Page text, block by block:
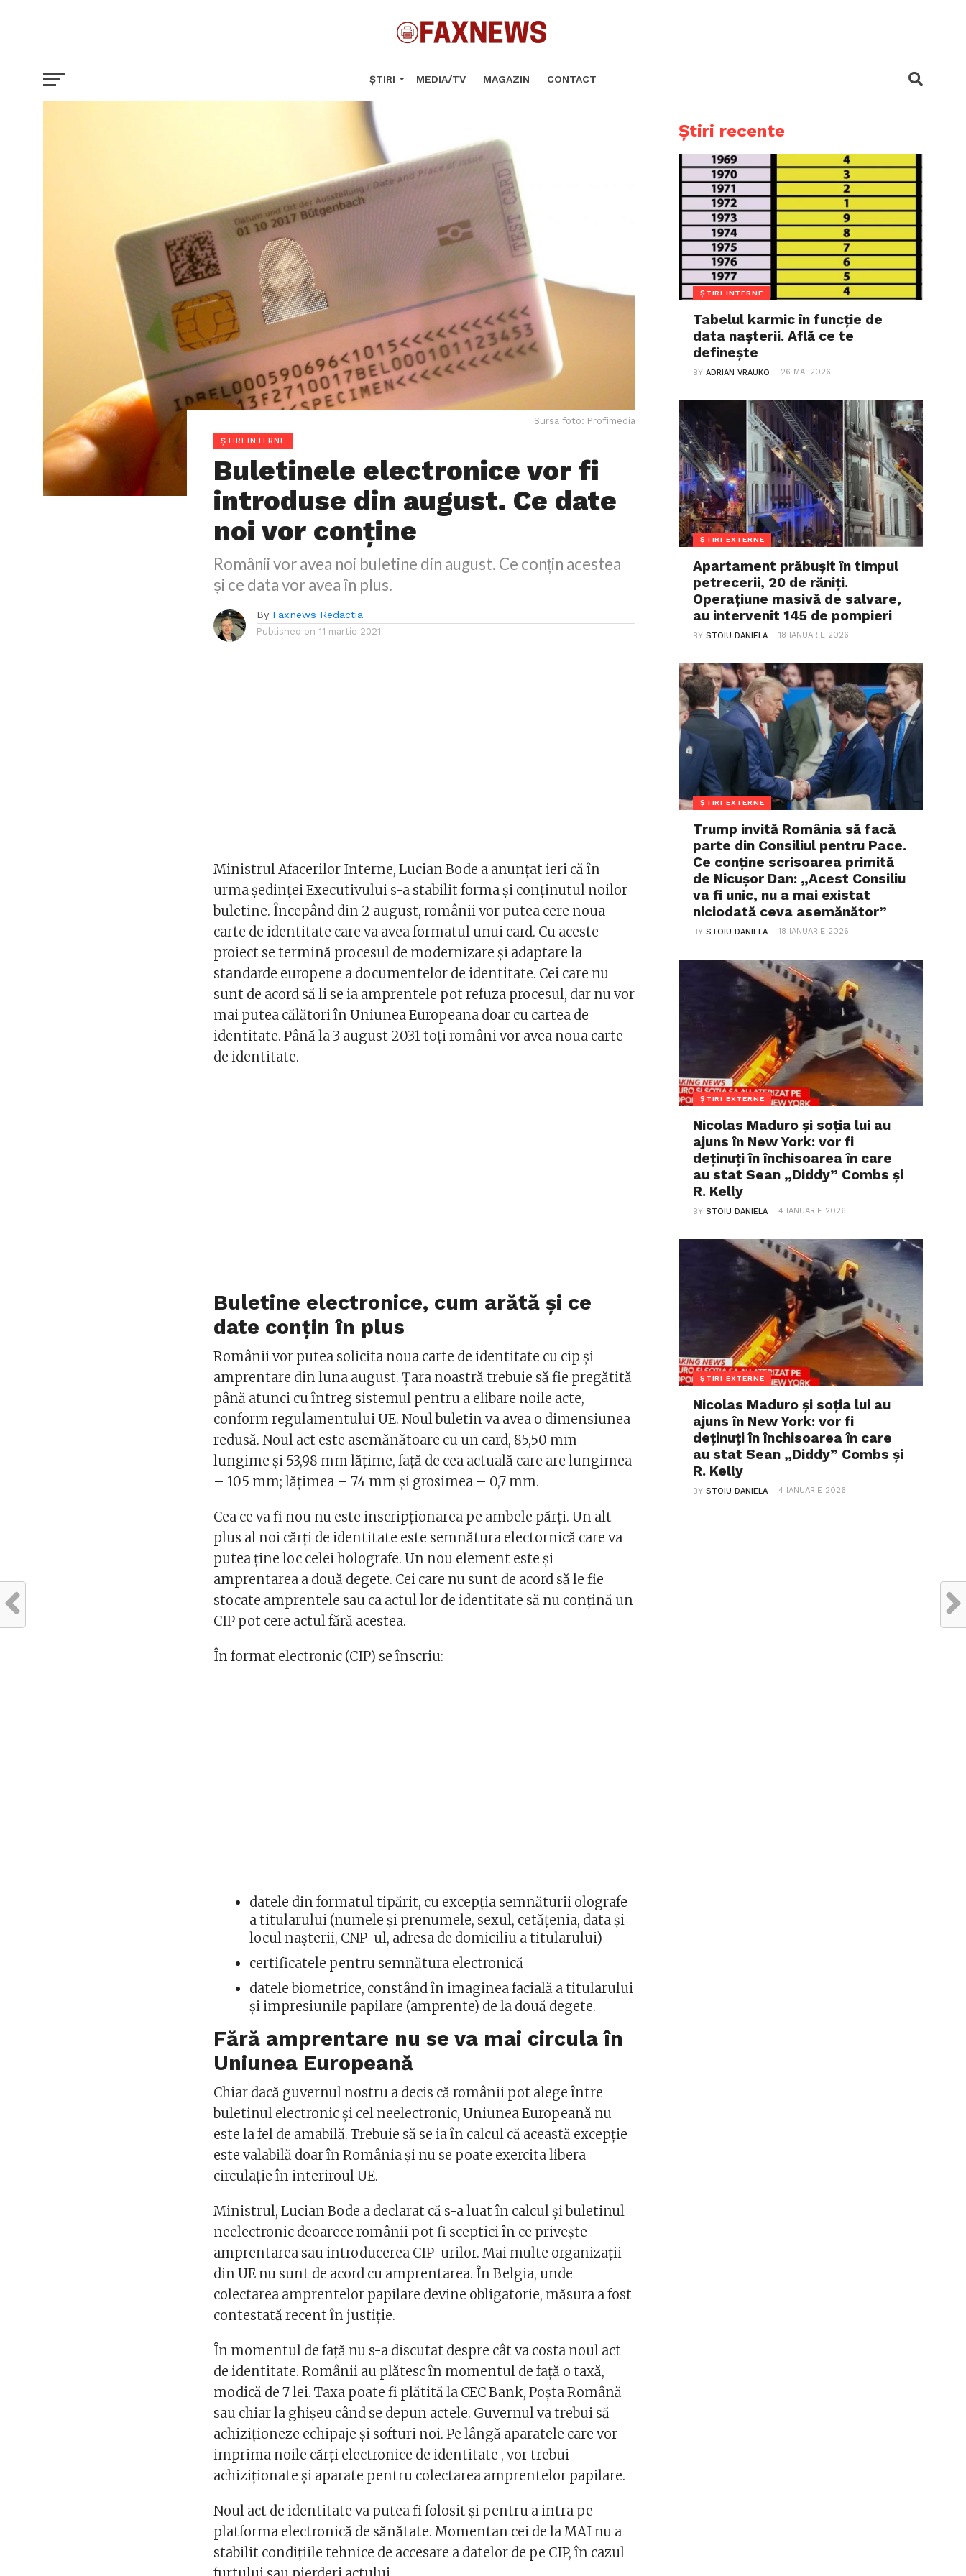
ȘTIRI MEDIA/TV MAGAZIN CONTACT
Sursa foto: Profimedia
ȘTIRI INTERNE
Buletinele electronice vor fi
introduse din august. Ce date
noi vor conține
Românii vor avea noi buletine din august. Ce conțin acestea
și ce data vor avea în plus.
By Faxnews Redactia
Published on 11 martie 2021
Ministrul Afacerilor Interne, Lucian Bode a anunțat ieri că în
urma ședinței Executivului s-a stabilit forma și conținutul noilor
buletine. Începând din 2 august, românii vor putea cere noua
carte de identitate care va avea formatul unui card. Cu aceste
proiect se termină procesul de modernizare și adaptare la
standarde europene a documentelor de identitate. Cei care nu
sunt de acord să li se ia amprentele pot refuza procesul, dar nu vor
mai putea călători în Uniunea Europeana doar cu cartea de
identitate. Până la 3 august 2031 toți români vor avea noua carte
de identitate.
Buletine electronice, cum arătă și ce
date conțin în plus
Românii vor putea solicita noua carte de identitate cu cip și
amprentare din luna august. Țara noastră trebuie să fie pregătită
până atunci cu întreg sistemul pentru a elibare noile acte,
conform regulamentului UE. Noul buletin va avea o dimensiunea
redusă. Noul act este asemănătoare cu un card, 85,50 mm
lungime și 53,98 mm lățime, față de cea actuală care are lungimea
– 105 mm; lăţimea – 74 mm și grosimea – 0,7 mm.
Cea ce va fi nou nu este inscripționarea pe ambele părți. Un alt
plus al noi cărți de identitate este semnătura electornică care va
putea ține loc celei holografe. Un nou element este și
amprentarea a două degete. Cei care nu sunt de acord să le fie
stocate amprentele sau ca actul lor de identitate să nu conțină un
CIP pot cere actul fără acestea.
În format electronic (CIP) se înscriu:
datele din formatul tipărit, cu excepția semnăturii olografe
a titularului (numele și prenumele, sexul, cetățenia, data și
locul nașterii, CNP-ul, adresa de domiciliu a titularului)
certificatele pentru semnătura electronică
datele biometrice, constând în imaginea facială a titularului
și impresiunile papilare (amprente) de la două degete.
Fără amprentare nu se va mai circula în
Uniunea Europeană
Chiar dacă guvernul nostru a decis că românii pot alege între
buletinul electronic și cel neelectronic, Uniunea Europeană nu
este la fel de amabilă. Trebuie să se ia în calcul că această excepție
este valabilă doar în România și nu se poate exercita libera
circulație în interiroul UE.
Ministrul, Lucian Bode a declarat că s-a luat în calcul și buletinul
neelectronic deoarece românii pot fi sceptici în ce privește
amprentarea sau introducerea CIP-urilor. Mai multe organizații
din UE nu sunt de acord cu amprentarea. În Belgia, unde
colectarea amprentelor papilare devine obligatorie, măsura a fost
contestată recent în justiție.
În momentul de față nu s-a discutat despre cât va costa noul act
de identitate. Românii au plătesc în momentul de față o taxă,
modică de 7 lei. Taxa poate fi plătită la CEC Bank, Poșta Română
sau chiar la ghișeu când se depun actele. Guvernul va trebui să
achiziționeze echipaje și softuri noi. Pe lângă aparatele care vor
imprima noile cărți electronice de identitate , vor trebui
achiziționate și aparate pentru colectarea amprentelor papilare.
Noul act de identitate va putea fi folosit și pentru a intra pe
platforma electronică de sănătate. Momentan cei de la MAI nu a
stabilit condițiile tehnice de accesare a datelor de pe CIP, în cazul
Știri recente
ȘTIRI INTERNE
Tabelul karmic în funcție de
data nașterii. Află ce te
definește
BYADRIAN VRAUKO 26 MAI 2026
ȘTIRI EXTERNE
Apartament prăbușit în timpul
petrecerii, 20 de răniți.
Operațiune masivă de salvare,
au intervenit 145 de pompieri
BYSTOIU DANIELA 18 IANUARIE 2026
ȘTIRI EXTERNE
Trump invită România să facă
parte din Consiliul pentru Pace.
Ce conține scrisoarea primită
de Nicușor Dan: „Acest Consiliu
va fi unic, nu a mai existat
niciodată ceva asemănător”
BYSTOIU DANIELA 18 IANUARIE 2026
ȘTIRI EXTERNE
Nicolas Maduro și soția lui au
ajuns în New York: vor fi
deținuți în închisoarea în care
au stat Sean „Diddy” Combs și
R. Kelly
BYSTOIU DANIELA 4 IANUARIE 2026
ȘTIRI EXTERNE
Nicolas Maduro și soția lui au
ajuns în New York: vor fi
deținuți în închisoarea în care
au stat Sean „Diddy” Combs și
R. Kelly
BYSTOIU DANIELA 4 IANUARIE 2026